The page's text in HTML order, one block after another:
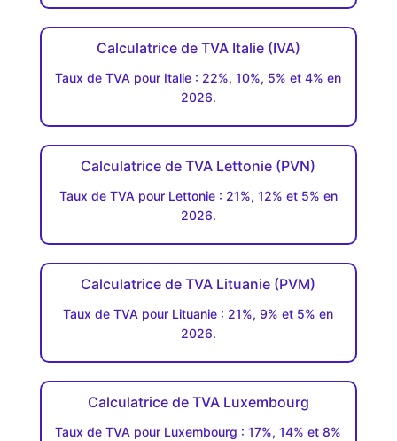
Calculatrice de TVA Italie (IVA)
Taux de TVA pour Italie : 22%, 10%, 5% et 4% en
2026.
Calculatrice de TVA Lettonie (PVN)
Taux de TVA pour Lettonie : 21%, 12% et 5% en
2026.
Calculatrice de TVA Lituanie (PVM)
Taux de TVA pour Lituanie : 21%, 9% et 5% en
2026.
Calculatrice de TVA Luxembourg
Taux de TVA pour Luxembourg : 17%, 14% et 8%